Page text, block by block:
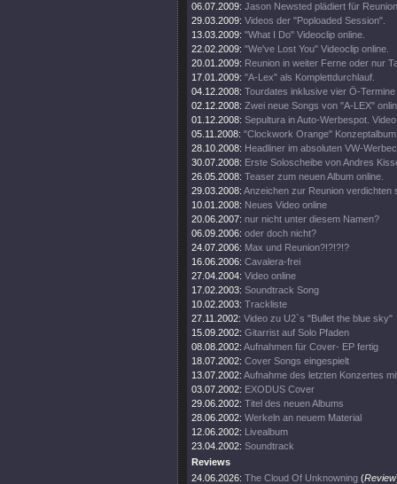
06.07.2009: Jason Newsted plädiert für
29.03.2009: Videos der "Poploaded Session".
13.03.2009: "What I Do" Videoclip online.
22.02.2009: "We've Lost You" Videoclip online.
20.01.2009: Reunion in weiter Ferne oder nur
17.01.2009: "A-Lex" als Komplettdurchlauf.
04.12.2008: Tourdates inklusive vier Ö-Termine
02.12.2008: Zwei neue Songs von "A-LEX"
01.12.2008: Sepultura in Auto-Werbespot.
05.11.2008: "Clockwork Orange"
28.10.2008: Headliner im absoluten VW-
30.07.2008: Erste Soloscheibe von Andres
26.05.2008: Teaser zum neuen Album online.
29.03.2008: Anzeichen zur Reunion verdichten
10.01.2008: Neues Video online
20.06.2007: nur nicht unter diesem Namen?
06.09.2006: oder doch nicht?
24.07.2006: Max und Reunion?!?!?!?
16.06.2006: Cavalera-frei
27.04.2004: Video online
17.02.2003: Soundtrack Song
10.02.2003: Trackliste
27.11.2002: Video zu U2`s "Bullet the blue sky"
15.09.2002: Gitarrist auf Solo Pfaden
08.08.2002: Aufnahmen für Cover- EP fertig
18.07.2002: Cover Songs eingespielt
13.07.2002: Aufnahme des letzten Konzertes
03.07.2002: EXODUS Cover
29.06.2002: Titel des neuen Albums
28.06.2002: Werkeln an neuem Material
12.06.2002: Livealbum
23.04.2002: Soundtrack
Reviews
24.06.2026: The Cloud Of Unknowning (Review